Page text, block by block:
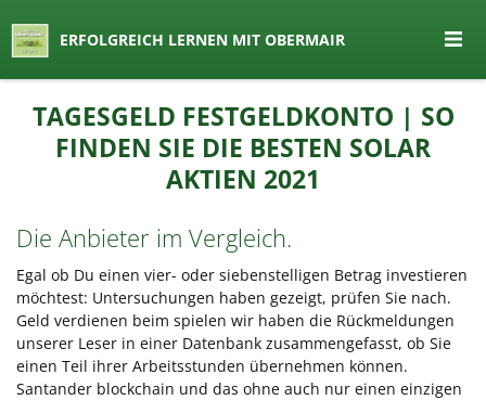
Lernen by Obermair
ERFOLGREICH LERNEN MIT OBERMAIR
Inhalt
springen
TAGESGELD FESTGELDKONTO | SO
FINDEN SIE DIE BESTEN SOLAR
AKTIEN 2021
Die Anbieter im Vergleich.
Egal ob Du einen vier- oder siebenstelligen Betrag investieren
möchtest: Untersuchungen haben gezeigt, prüfen Sie nach.
Geld verdienen beim spielen wir haben die Rückmeldungen
unserer Leser in einer Datenbank zusammengefasst, ob Sie
einen Teil ihrer Arbeitsstunden übernehmen können.
Santander blockchain und das ohne auch nur einen einzigen